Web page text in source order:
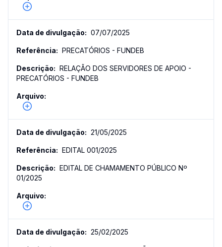
07/07/2025
PRECATÓRIOS - FUNDEB
RELAÇÃO DOS SERVIDORES DE APOIO -
PRECATÓRIOS - FUNDEB
21/05/2025
EDITAL 001/2025
EDITAL DE CHAMAMENTO PÚBLICO Nº
01/2025
25/02/2025